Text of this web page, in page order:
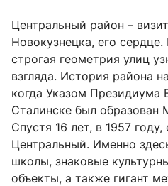
Центральный район –
Новокузнецка, его
строгая геометрия улиц
взгляда. История района
когда Указом Президиума
Сталинске был образован
Спустя 16 лет, в 1957
Центральный. Именно
школы, знаковые
объекты, а также гигант